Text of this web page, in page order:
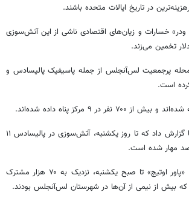
در تاریخ ایالات متحده باشند.
ودر» خسارات و زیان‌های اقتصادی ناشی از این آتش‌سوزی
پرجمعیت لس‌آنجلس از جمله پاسیفیکپالیسادس و
است.
گزارش داد که تا روز یکشنبه، آتش‌سوزی در پالیسادس ۱۱
اوتیج
» تا صبح یکشنبه، نزدیک به ۷۰ هزار مشترک
که بیش از نیمی از آن‌ها در شهرستان لس‌آنجلس بودند.